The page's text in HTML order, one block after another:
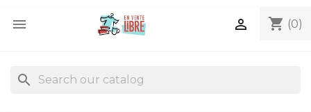
 shopping_cart (0)

search